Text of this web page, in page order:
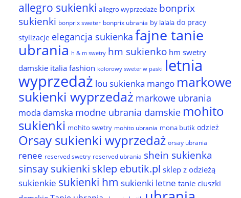
allegro sukienki allegro wyprzedaże bonprix
sukienki bonprix sweter bonprix ubrania by lalala do pracy
stylizacje elegancja sukienka fajne tanie
ubrania h & m swetry hm sukienko hm swetry
damskie italia fashion kolorowy sweter w paski letnia
wyprzedaż lou sukienka mango markowe
sukienki wyprzedaż markowe ubrania
moda damska modne ubrania damskie mohito
sukienki mohito swetry mohito ubrania mona butik odzież
Orsay sukienki wyprzedaż orsay ubrania
renee reserved swetry reserved ubrania shein sukienka
sinsay sukienki sklep ebutik.pl sklep z odzieżą
sukienkie sukienki hm sukienki letne tanie ciuszki